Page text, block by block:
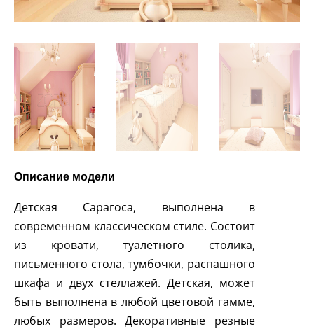
Описание модели
Детская Сарагоса, выполнена в
современном классическом стиле. Состоит
из кровати, туалетного столика,
письменного стола, тумбочки, распашного
шкафа и двух стеллажей. Детская, может
быть выполнена в любой цветовой гамме,
любых размеров. Декоративные резные